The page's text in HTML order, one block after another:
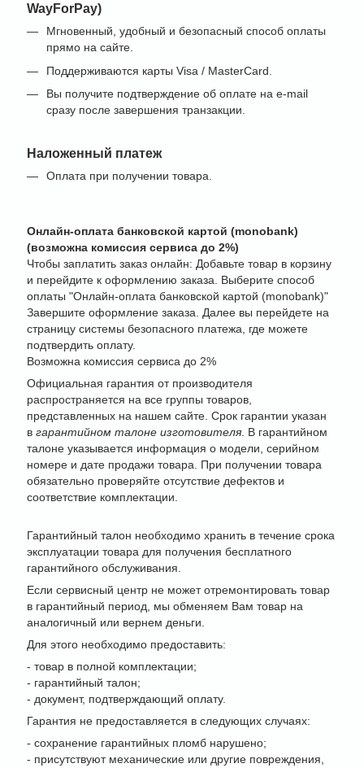
WayForPay)
Мгновенный, удобный и безопасный способ оплаты
прямо на сайте.
Поддерживаются карты Visa / MasterCard.
Вы получите подтверждение об оплате на e-mail
сразу после завершения транзакции.
Наложенный платеж
Оплата при получении товара.
Онлайн-оплата банковской картой (monobank)
(возможна комиссия сервиса до 2%)
Чтобы заплатить заказ онлайн: Добавьте товар в корзину
и перейдите к оформлению заказа. Выберите способ
оплаты "Онлайн-оплата банковской картой (monobank)"
Завершите оформление заказа. Далее вы перейдете на
страницу системы безопасного платежа, где можете
подтвердить оплату.
Возможна комиссия сервиса до 2%
Официальная гарантия от производителя
распространяется на все группы товаров,
представленных на нашем сайте. Срок гарантии указан
в гарантийном талоне изготовителя. В гарантийном
талоне указывается информация о модели, серийном
номере и дате продажи товара. При получении товара
обязательно проверяйте отсутствие дефектов и
соответствие комплектации.
Гарантийный талон необходимо хранить в течение срока
эксплуатации товара для получения бесплатного
гарантийного обслуживания.
Если сервисный центр не может отремонтировать товар
в гарантийный период, мы обменяем Вам товар на
аналогичный или вернем деньги.
Для этого необходимо предоставить:
- товар в полной комплектации;
- гарантийный талон;
- документ, подтверждающий оплату.
Гарантия не предоставляется в следующих случаях:
- сохранение гарантийных пломб нарушено;
- присутствуют механические или другие повреждения,